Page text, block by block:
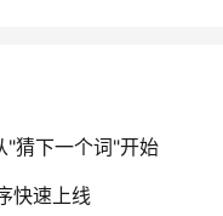
"猜下一个词"开始
快速上线